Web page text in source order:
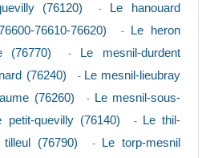
(76120) -
Le hanouard
76610-76620) -
Le heron
(76770) -
Le mesnil-durdent
(76240) - Le mesnil-lieubray
(76260) - Le mesnil-sous-
petit-quevilly (76140) -
Le thil-
tilleul (76790) -
Le torp-mesnil